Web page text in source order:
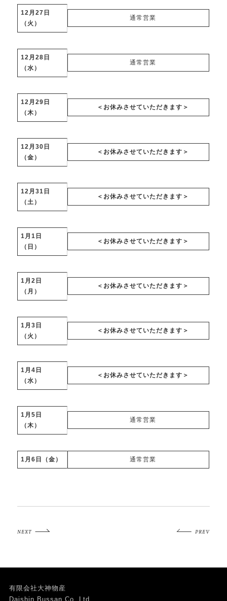
12月27日
（火）
通常営業
12月28日
（水）
通常営業
12月29日
（木）
＜お休みさせていただきます＞
12月30日
（金）
＜お休みさせていただきます＞
12月31日
（土）
＜お休みさせていただきます＞
1月1日
（日）
＜お休みさせていただきます＞
1月2日
（月）
＜お休みさせていただきます＞
1月3日
（火）
＜お休みさせていただきます＞
1月4日
（水）
＜お休みさせていただきます＞
1月5日
（木）
通常営業
1月6日（金） 通常営業
NEXT PREV
有限会社大神物産
Daishin Bussan Co,.Ltd.